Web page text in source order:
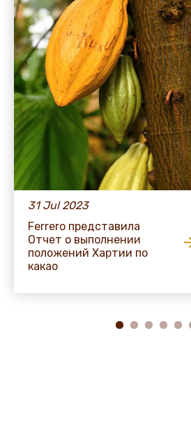
31 Jul 2023
Ferrero представила
Отчет о выполнении
положений Хартии по
какао